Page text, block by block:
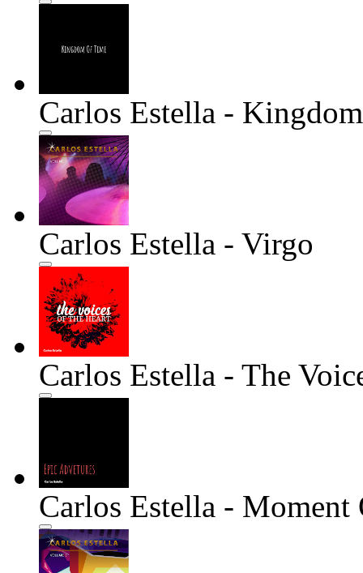
Carlos Estella -
Carlos Estella - Virgo
Carlos Estella - The
Carlos Estella - Moment